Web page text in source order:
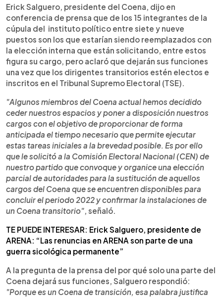
Erick Salguero, presidente del Coena, dijo en
conferencia de prensa que de los 15 integrantes de la
cúpula del instituto político entre siete y nueve
puestos son los que estarían siendo reemplazados con
la elección interna que están solicitando, entre estos
figura su cargo, pero aclaró que dejarán sus funciones
una vez que los dirigentes transitorios estén electos e
inscritos en el Tribunal Supremo Electoral (TSE).
"Algunos miembros del Coena actual hemos decidido
ceder nuestros espacios y poner a disposición nuestros
cargos con el objetivo de proporcionar de forma
anticipada el tiempo necesario que permite ejecutar
estas tareas iniciales a la brevedad posible. Es por ello
que le solicitó a la Comisión Electoral Nacional (CEN) de
nuestro partido que convoque y organice una elección
parcial de autoridades para la sustitución de aquellos
cargos del Coena que se encuentren disponibles para
concluir el periodo 2022 y confirmar la instalaciones de
un Coena transitorio", señaló.
TE PUEDE INTERESAR: Erick Salguero, presidente de
ARENA: “Las renuncias en ARENA son parte de una
guerra sicológica permanente”
A la pregunta de la prensa del por qué solo una parte del
Coena dejará sus funciones, Salguero respondió:
"Porque es un Coena de transición, esa palabra justifica